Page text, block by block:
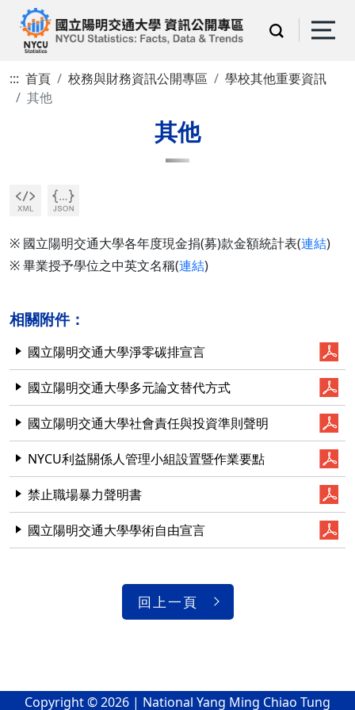
::: 首頁 校務與財務資訊公開專區
學校其他重要資訊
其他
其他
※ 國立陽明交通大學各年度現金捐(募)款金額統計表(連結)
※ 畢業授予學位之中英文名稱(連結)
相關附件：
國立陽明交通大學淨零碳排宣言
國立陽明交通大學多元論文替代方式
國立陽明交通大學社會責任與投資準則聲明
NYCU利益關係人管理小組設置暨作業要點
禁止職場暴力聲明書
國立陽明交通大學學術自由宣言
回上一頁
Copyright © 2026 | National Yang Ming Chiao Tung